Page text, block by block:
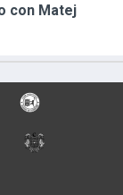
con Matej